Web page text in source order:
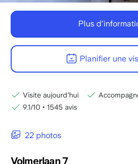
22 photos
Volmerlaan 7
Plus
Planifier une
Visite aujourd'hui
9.1/10 • 1545 avis